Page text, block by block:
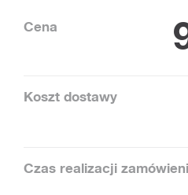
Cena
Koszt dostawy
Czas realizacji